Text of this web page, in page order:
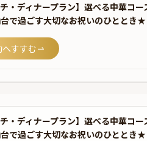
チ・ディナープラン】選べる中華
で過ごす大切なお祝いのひととき★
へすすむ
チ・ディナープラン】選べる中華
で過ごす大切なお祝いのひととき★